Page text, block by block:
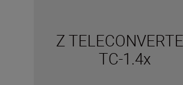
Z
TC-1.4x